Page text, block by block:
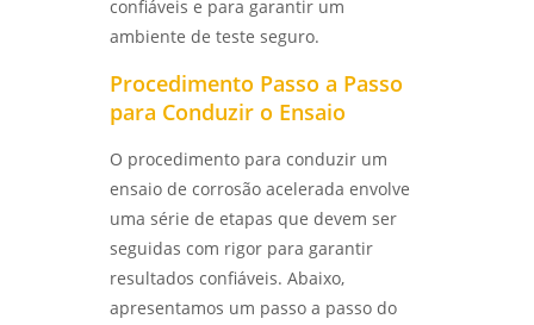
DESCUBRA COMO ESSA TÉCNICA REVELA A
QUALIDADE DOS MATERIAIS - LABMETAL
ENSAIOS FÍSICOS MECÂNICOS: COMO
GARANTIR A QUALIDADE E A SEGURANÇA DOS
MATERIAIS - LABMETAL
ENTENDA O ENSAIO DE CORROSÃO POR PITE E
SUA IMPORTÂNCIA NA INDÚSTRIA - LABMETAL
confiáveis e para garantir um
ambiente de teste seguro.
Procedimento Passo a Passo
para Conduzir o Ensaio
O procedimento para conduzir um
ensaio de corrosão acelerada envolve
uma série de etapas que devem ser
seguidas com rigor para garantir
resultados confiáveis. Abaixo,
apresentamos um passo a passo do